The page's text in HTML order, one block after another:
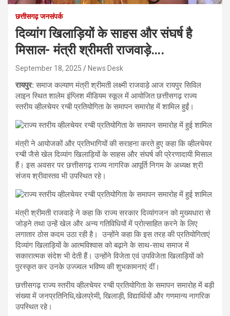
छत्तीसगढ़ जनसंपर्क
दिव्यांग खिलाड़ियों के साहस और संघर्ष है
मिसाल- मंत्री श्रीमती राजवाड़े….
September 18, 2025 News Desk
रायपुर:समाज कल्याण मंत्री श्रीमती लक्ष्मी राजवाड़े आज रायपुर सिविल
लाइन स्थित शालेम इंग्लिश मीडियम स्कूल में आयोजित छत्तीसगढ़ राज्य
स्तरीय व्हीलचेयर रग्बी प्रतियोगिता के समापन समारोह में शामिल हुईं।
मंत्री ने आयोजकों और प्रतिभागियों की सराहना करते हुए कहा कि व्हीलचेयर
रग्बी जैसे खेल दिव्यांग खिलाड़ियों के साहस और संघर्ष की प्रेरणादायी मिसाल
हैं। इस अवसर पर छत्तीसगढ़ राज्य नागरिक आपूर्ति निगम के अध्यक्ष श्री
संजय श्रीवास्तव भी उपस्थित रहे।
मंत्री श्रीमती राजवाड़े ने कहा कि राज्य सरकार दिव्यांगजन को मुख्यधारा से
जोड़ने तथा उन्हें खेल और अन्य गतिविधियों में प्रोत्साहित करने के लिए
लगातार ठोस कदम उठा रही है। उन्होंने कहा कि इस तरह की प्रतियोगिताएं
दिव्यांग खिलाड़ियों के आत्मविश्वास को बढ़ाने के साथ-साथ समाज में
सकारात्मक संदेश भी देती हैं। उन्होंने विजेता एवं उपविजेता खिलाड़ियों को
पुरस्कृत कर उनके उज्ज्वल भविष्य की शुभकामनाएं दीं।
छत्तीसगढ़ राज्य स्तरीय व्हीलचेयर रग्बी प्रतियोगिता के समापन समारोह में बड़ी
संख्या में जनप्रतिनिधि,खेलप्रेमी, खिलाड़ी, विद्यार्थियों और गणमान्य नागरिक
उपस्थित रहे।